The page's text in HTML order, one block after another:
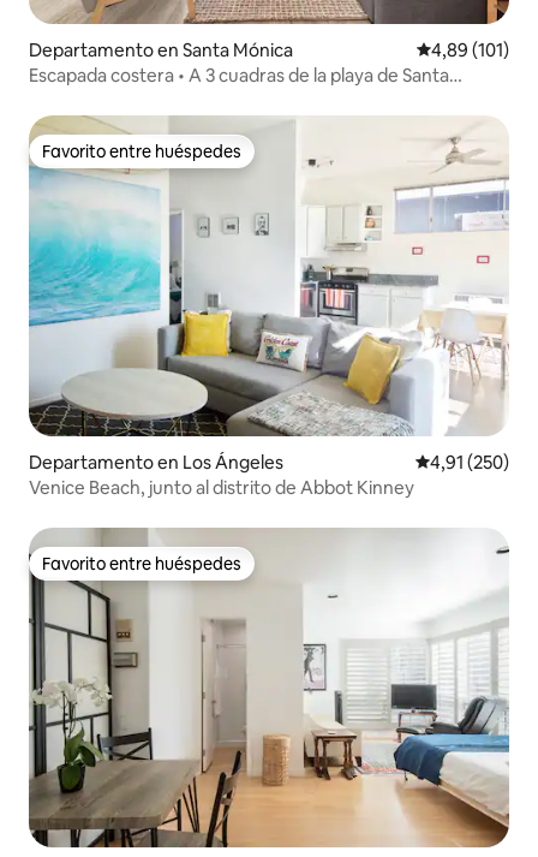
Departamento en Santa Mónica Calificación
4,89 (101)
Escapada costera • A 3 cuadras de la playa de Santa
Favorito entre huéspedes
Favorito entre huéspedes
Departamento en Los Ángeles Calificación
4,91 (250)
Venice Beach, junto al distrito de Abbot Kinney
Favorito entre huéspedes
Favorito entre huéspedes